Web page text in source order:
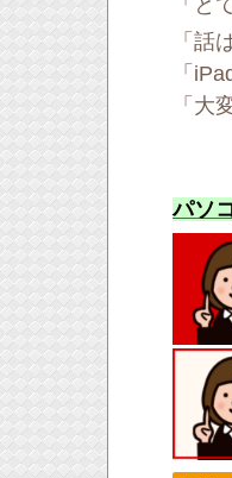
「と
「話
「
「大
パソ